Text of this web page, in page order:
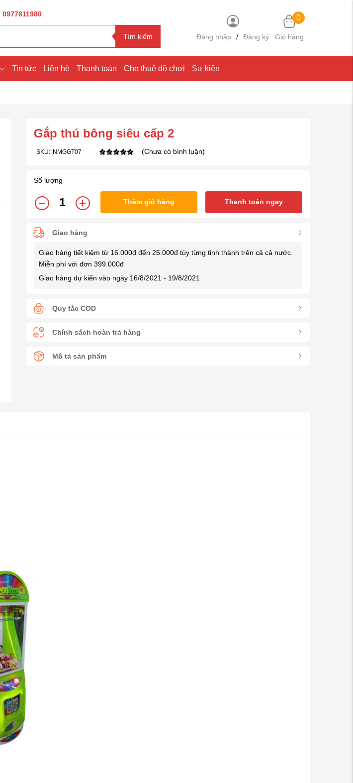
0977811980
Tìm kiếm Đăng nhập / Đăng ký
0
Giỏ hàng
Tin tức Liện hệ Thanh toán Cho thuê đồ chơi Sự kiện
Gắp thú bông siêu cấp 2
SKU: NMGGT07 (Chưa có bình luận)
Số lượng
Thêm giỏ hàng Thanh toán ngay
Giao hàng
Giao hàng tiết kiệm từ 16.000đ đến 25.000đ tùy từng tỉnh thành trên cả cả nước.
Miễn phí với đơn 399.000đ
Giao hàng dự kiến vào ngày 16/8/2021 - 19/8/2021
Quy tắc COD
Chính sách hoàn trả hàng
Mô tả sản phẩm